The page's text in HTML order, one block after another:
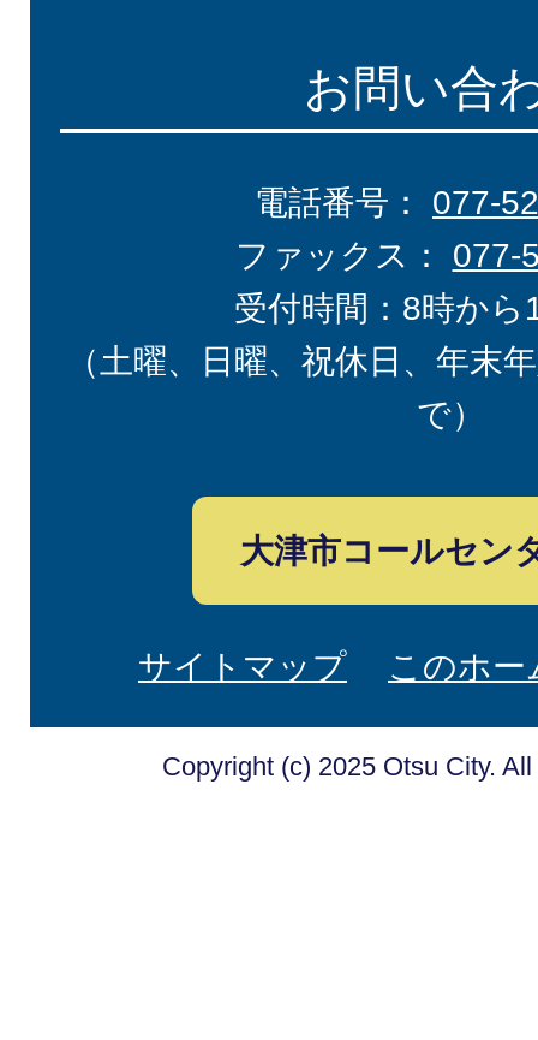
お問い合
電話番号： 077-
ファックス： 077-
受付時間：8時から
（土曜、日曜、祝休日、年末
で）
大津市コールセン
サイトマップ このホ
Copyright (c) 2025 Otsu City.